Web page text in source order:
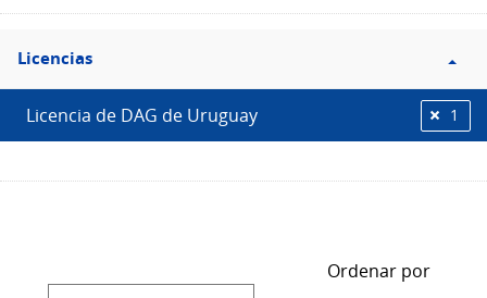
Filtro
Licencias
Licencias
Licencia de DAG de Uruguay 1
Ordenar por